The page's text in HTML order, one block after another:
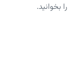
را بخوانید.